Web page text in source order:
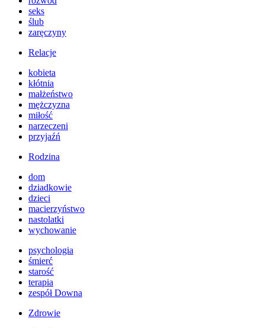
seks
ślub
zaręczyny
Relacje
kobieta
kłótnia
małżeństwo
mężczyzna
miłość
narzeczeni
przyjaźń
Rodzina
dom
dziadkowie
dzieci
macierzyństwo
nastolatki
wychowanie
psychologia
śmierć
starość
terapia
zespół Downa
Zdrowie